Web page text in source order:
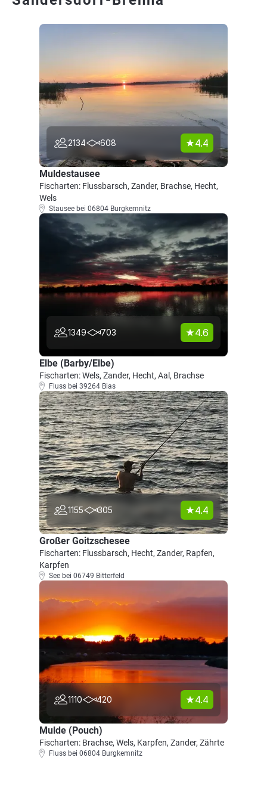
2134 608 4.4
Muldestausee
Fischarten: Flussbarsch, Zander, Brachse, Hecht,
Wels
Stausee bei 06804 Burgkemnitz
1349 703 4.6
Elbe (Barby/Elbe)
Fischarten: Wels, Zander, Hecht, Aal, Brachse
Fluss bei 39264 Bias
1155 305 4.4
Großer Goitzschesee
Fischarten: Flussbarsch, Hecht, Zander, Rapfen,
Karpfen
See bei 06749 Bitterfeld
1110 420 4.4
Mulde (Pouch)
Fischarten: Brachse, Wels, Karpfen, Zander, Zährte
Fluss bei 06804 Burgkemnitz